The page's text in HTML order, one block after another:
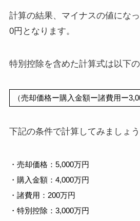
計算の結果、マイナスの値にな
0円となります。
特別控除を含めた計算式は以下の
（売却価格ー購入金額ー諸費用ー
下記の条件で計算してみましょう
・ 売却価格：5,000万円
・購入金額：4,000万円
・諸費用：200万円
・特別控除：3,000万円